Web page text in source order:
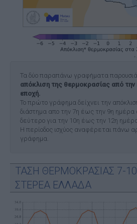
Τα δύο παραπάνω γραφήματα
απόκλιση της θερμοκρασίας από την
εποχή.
Το πρώτο γράφημα δείχνει την
διάστημα απο την 7η έως την 9η ημέρα
δεύτερο για την 10η έως την 12η
Η περίοδος ισχύος αναφέρεται πάνω
γράφημα.
ΤΑΣΗ ΘΕΡΜΟΚΡΑΣΙΑΣ 7-
ΣΤΕΡΕΑ ΕΛΛΑΔΑ